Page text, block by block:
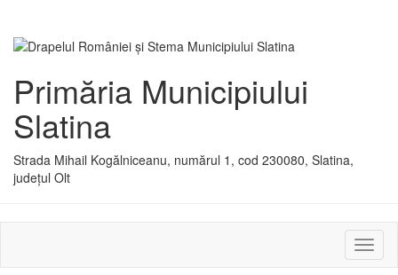
Primăria Municipiului
Slatina
Strada Mihail Kogălniceanu, numărul 1, cod 230080, Slatina,
județul Olt
sau